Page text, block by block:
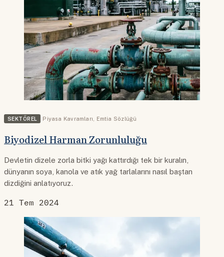
SEKTÖREL Piyasa Kavramları, Emtia Sözlüğü
Biyodizel Harman Zorunluluğu
Devletin dizele zorla bitki yağı kattırdığı tek bir kuralın,
dünyanın soya, kanola ve atık yağ tarlalarını nasıl baştan
dizdiğini anlatıyoruz.
21 Tem 2024